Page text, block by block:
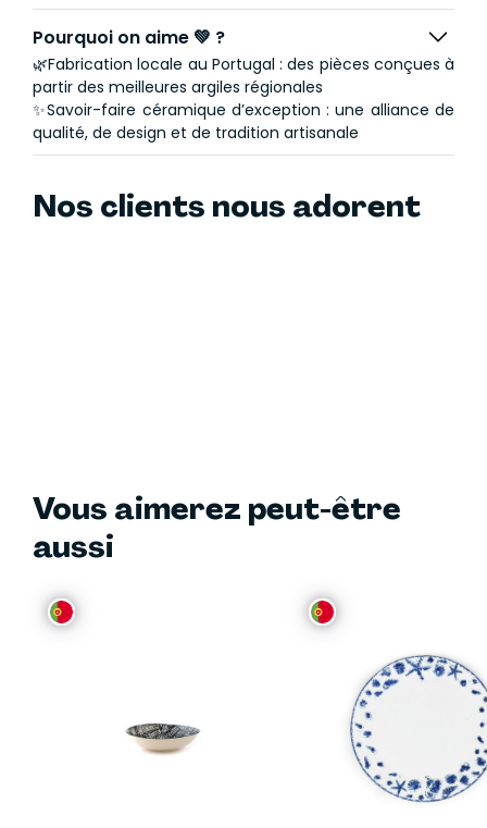
Pourquoi on aime 💚 ?
🌿Fabrication locale au Portugal : des pièces conçues à
partir des meilleures argiles régionales
✨Savoir-faire céramique d’exception : une alliance de
qualité, de design et de tradition artisanale
Nos clients nous adorent
Vous aimerez peut-être
aussi